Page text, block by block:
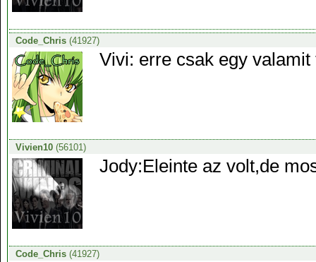
Code_Chris(41927)
Vivi: erre csak egy
Vivien10(56101)
Jody:Eleinte az volt,de
Code_Chris(41927)